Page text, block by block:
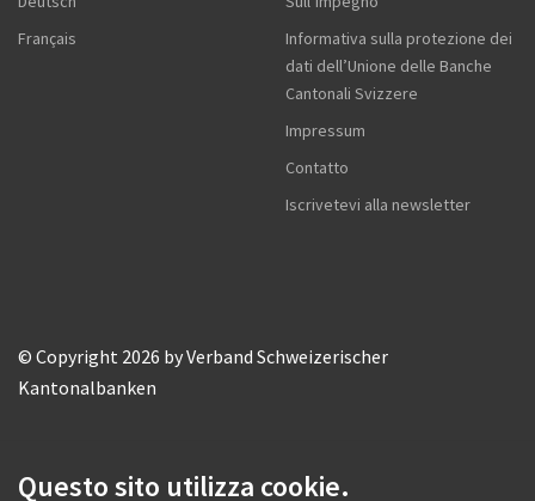
Français
Informativa sulla protezione dei
dati dell’Unione delle Banche
Cantonali Svizzere
Impressum
Contatto
Iscrivetevi alla newsletter
© Copyright 2026 by Verband Schweizerischer
Kantonalbanken
Questo sito utilizza cookie.